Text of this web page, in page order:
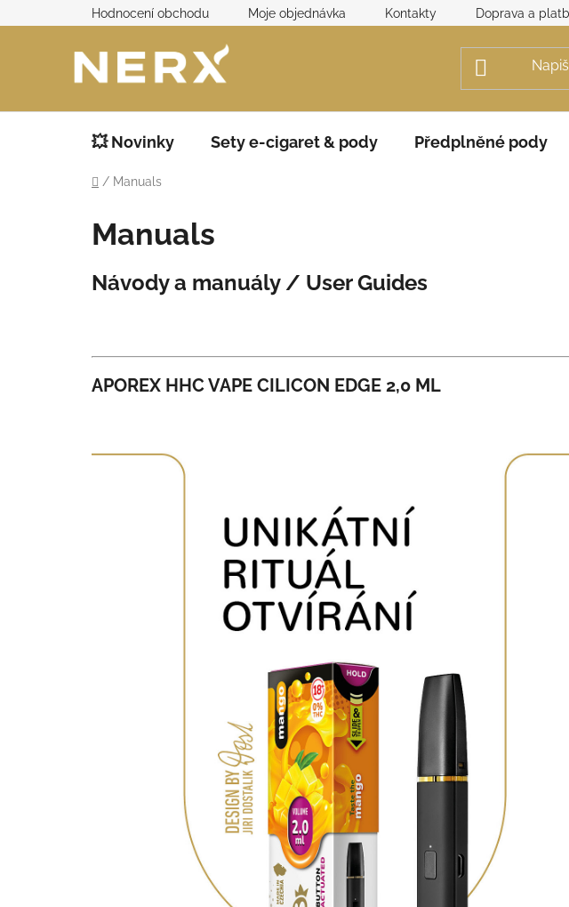
na
Hodnocení obchodu Moje objednávka Kontakty Doprava a
💥 Novinky Sety e-cigaret & pody Předplněné pody
Domů
/ Manuals
Manuals
Návody a manuály / User Guides
APOREX HHC VAPE CILICON EDGE 2,0 ML